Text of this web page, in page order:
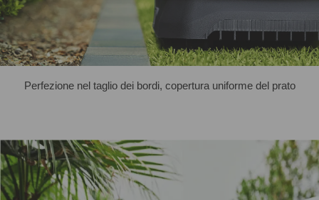
Perfezione nel taglio dei bordi, copertura uniforme del prato